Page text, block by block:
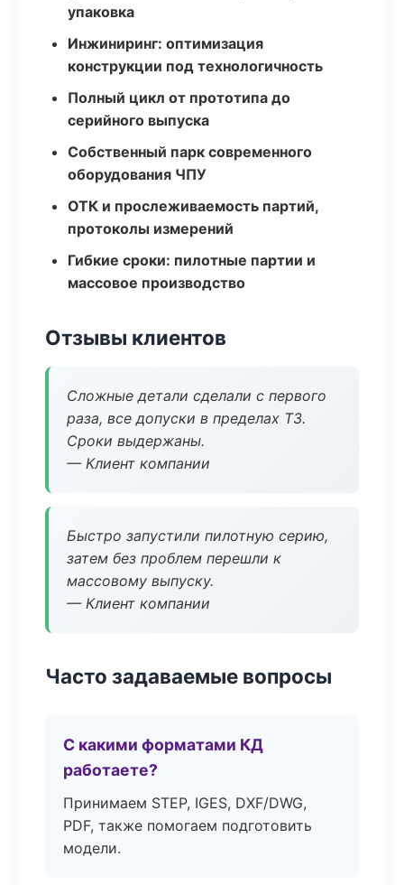
упаковка
Инжиниринг: оптимизация
конструкции под технологичность
Полный цикл от прототипа до
серийного выпуска
Собственный парк современного
оборудования ЧПУ
ОТК и прослеживаемость партий,
протоколы измерений
Гибкие сроки: пилотные партии и
массовое производство
Отзывы клиентов
Сложные детали сделали с первого
раза, все допуски в пределах ТЗ.
Сроки выдержаны.
— Клиент компании
Быстро запустили пилотную серию,
затем без проблем перешли к
массовому выпуску.
— Клиент компании
Часто задаваемые вопросы
С какими форматами КД
работаете?
Принимаем STEP, IGES, DXF/DWG,
PDF, также помогаем подготовить
модели.